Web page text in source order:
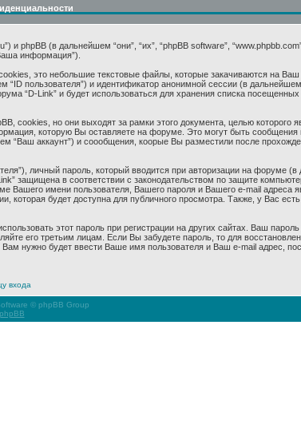
phpBB (в дальнейшем “они”, “их”, “phpBB software”,
информация”).
это небольшие текстовые файлы, которые закачиваются на Ваш
пользователя”) и идентификатор анонимной сессии (в дальнейшем
“D-Link” и будет использоваться для хранения списка
но они выходят за рамки этого документа, целью которого
которую Вы оставляете на форуме. Это могут быть сообщения
“Ваш аккаунт”) и соообщения, коорые Вы разместили после
личный пароль, который вводится при авторизации на форуме
защищена в соответствии с законодательством по защите
Вашего имени пользователя, Вашего пароля и Вашего e-mail адреса
будет доступна для публичного просмотра. Также, у Вас есть
этот пароль при регистрации на других сайтах. Ваш пароль
его третьим лицам. Если Вы забудете пароль, то для
нужно будет ввести Ваше имя пользователя и Ваш e-mail адрес,
входа
© phpBB Group